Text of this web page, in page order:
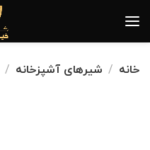
خانه شیرهای آشپزخانه